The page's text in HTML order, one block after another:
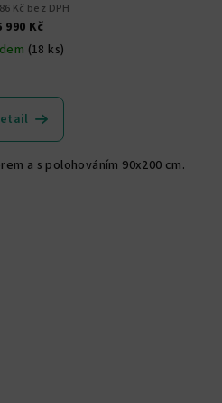
Kč bez DPH
990 Kč
(18 ks)
hodnocení
produktu
za s polohováním 90x200 cm.